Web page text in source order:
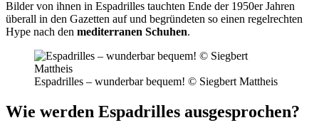
Bilder von ihnen in Espadrilles tauchten Ende der 1950er Jahren
überall in den Gazetten auf und begründeten so einen regelrechten
Hype nach den mediterranen Schuhen.
Espadrilles – wunderbar bequem! © Siegbert Mattheis
Wie werden Espadrilles ausgesprochen?